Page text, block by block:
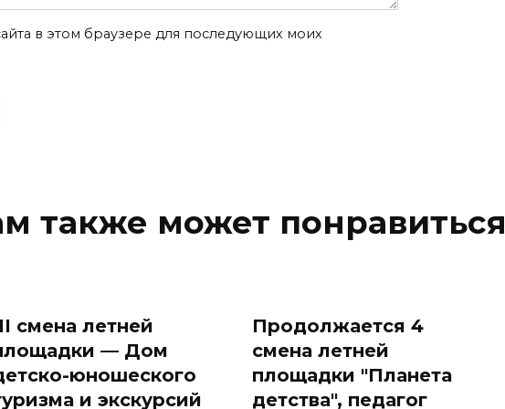
в этом браузере для последующих моих
также может понравиться
смена летней
— Дом
юношеского
и экскурсий
Продолжается 4
смена летней
площадки "Планета
детства", педагог